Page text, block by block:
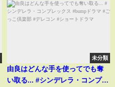
未分類
由良はどんな手を使ってでも奪
い取る... #シンデレラ・コンプレ